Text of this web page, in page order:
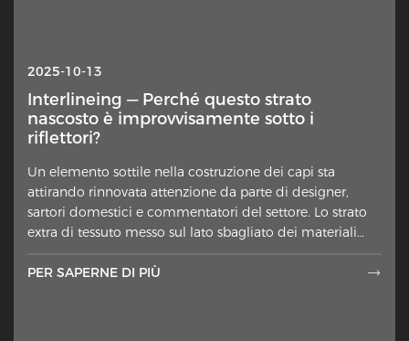
2025-10-13
Interlineing — Perché questo strato
nascosto è improvvisamente sotto i
riflettori?
Un elemento sottile nella costruzione dei capi sta
attirando rinnovata attenzione da parte di designer,
sartori domestici e commentatori del settore. Lo strato
extra di tessuto messo sul lato sbagliato dei materiali
PER SAPERNE DI PIÙ
